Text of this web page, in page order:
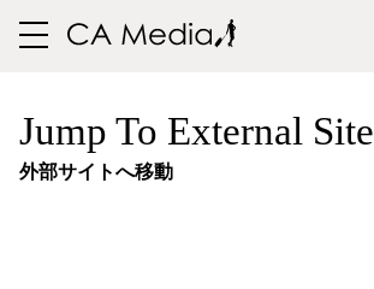
toggle
Jump To External Site
外部サイトへ移動